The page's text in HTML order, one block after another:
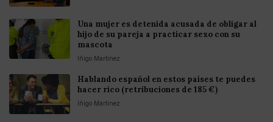
Una mujer es detenida acusada de obligar al
hijo de su pareja a practicar sexo con su
mascota
Iñigo Martinez
Hablando español en estos países te puedes
hacer rico (retribuciones de 185 €)
Iñigo Martinez